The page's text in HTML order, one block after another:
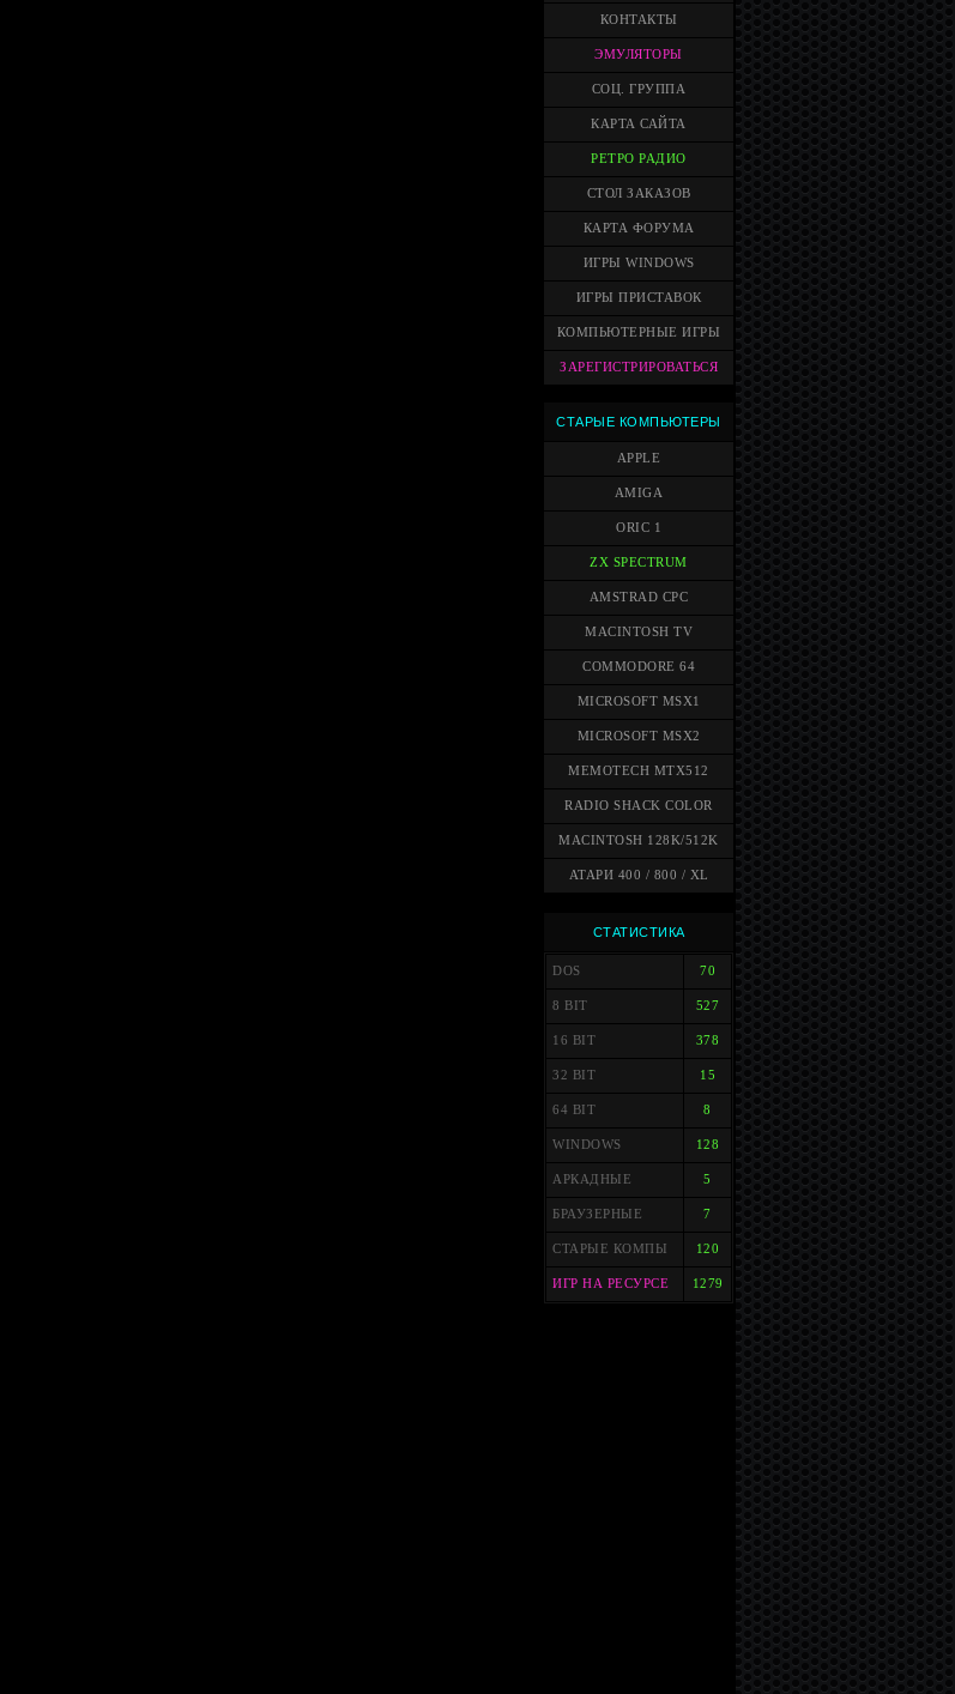
КОНТАКТЫ
ЭМУЛЯТОРЫ
СОЦ. ГРУППА
КАРТА САЙТА
РЕТРО РАДИО
СТОЛ ЗАКАЗОВ
КАРТА ФОРУМА
ИГРЫ WINDOWS
ИГРЫ ПРИСТАВОК
КОМПЬЮТЕРНЫЕ ИГРЫ
ЗАРЕГИСТРИРОВАТЬСЯ
СТАРЫЕ КОМПЬЮТЕРЫ
APPLE
AMIGA
ORIC 1
ZX SPECTRUM
AMSTRAD CPC
MACINTOSH TV
COMMODORE 64
MICROSOFT MSX1
MICROSOFT MSX2
MEMOTECH MTX512
RADIO SHACK COLOR
MACINTOSH 128K/512K
АТАРИ 400 / 800 / XL
СТАТИСТИКА
DOS 70
8 BIT 527
16 BIT 378
32 BIT 15
64 BIT 8
WINDOWS 128
АРКАДНЫЕ 5
БРАУЗЕРНЫЕ 7
СТАРЫЕ КОМПЫ 120
ИГР НА РЕСУРСЕ 1279